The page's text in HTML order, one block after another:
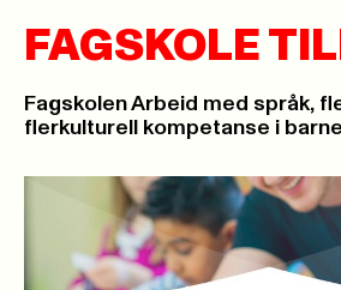
FAGSKOLE
Fagskolen Arbeid med språk,
flerkulturell kompetanse i